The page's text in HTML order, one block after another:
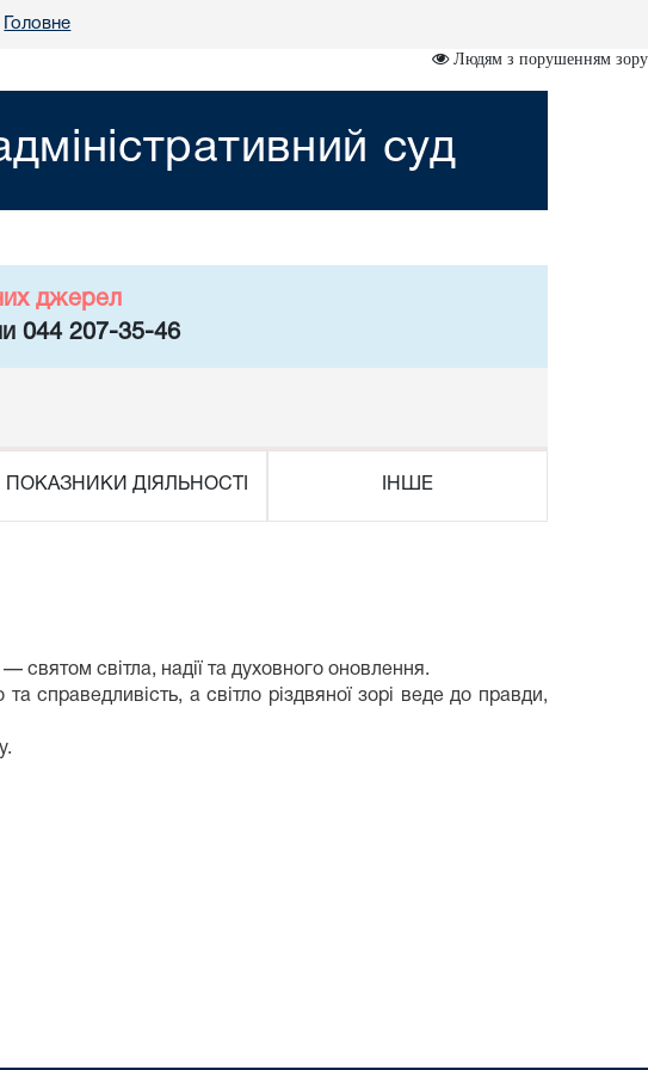
Головне
Людям з порушенням зору
суд
джерел
044 207-35-46
ПОКАЗНИКИ ДІЯЛЬНОСТІ ІНШЕ
святом світла, надії та духовного оновлення.
а світло різдвяної зорі веде до правди,